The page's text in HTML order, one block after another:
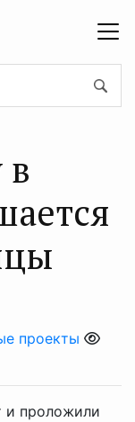
проекты
и проложили